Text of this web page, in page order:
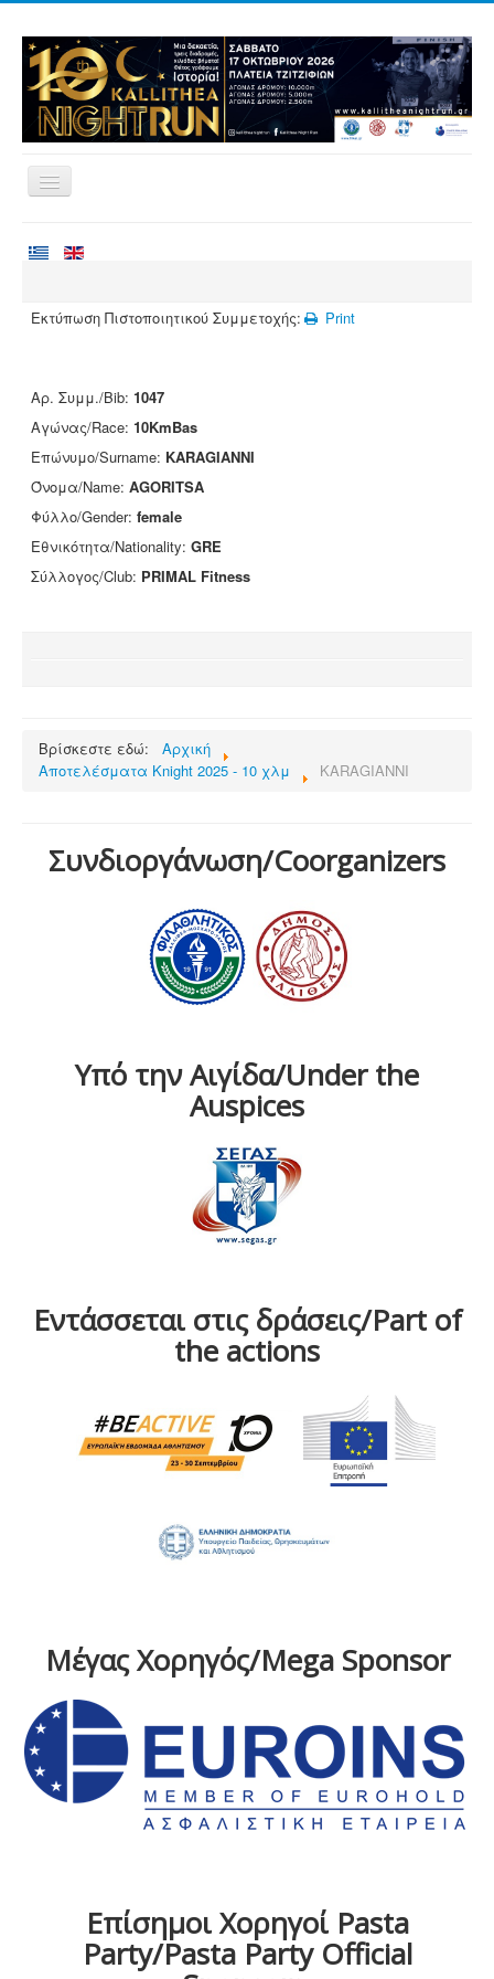
Νέα
Χορηγοί
Επικοινωνία
Εκτύπωση Πιστοποιητικού Συμμετοχής: Print
Αρ. Συμμ./Bib: 1047
Αγώνας/Race: 10KmBas
Επώνυμο/Surname: KARAGIANNI
Όνομα/Name: AGORITSA
Φύλλο/Gender: female
Εθνικότητα/Nationality: GRE
Σύλλογος/Club: PRIMAL Fitness
Βρίσκεστε εδώ:
Αρχική
Αποτελέσματα Knight 2025 - 10 χλμ
KARAGIANNI
Συνδιοργάνωση/Coorganizers
Υπό την Αιγίδα/Under the
Auspices
Εντάσσεται στις δράσεις/Part of
the actions
Μέγας Χορηγός/Mega Sponsor
Επίσημοι Χορηγοί Pasta
Party/Pasta Party Official